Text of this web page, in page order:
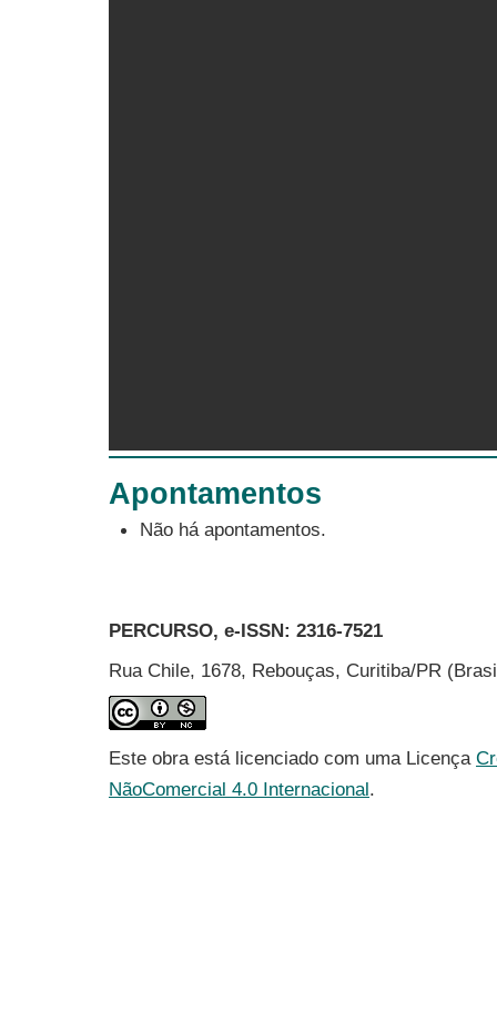
Apontamentos
Não há apontamentos.
PERCURSO, e-ISSN: 2316-7521
Rua Chile, 1678, Rebouças, Curitiba/PR
Este obra está licenciado com uma Licença
NãoComercial 4.0 Internacional.